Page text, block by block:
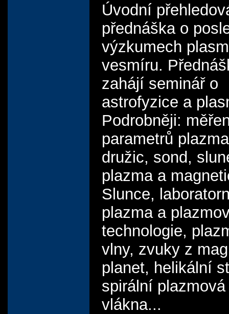
Úvodní
přednáška o
výzkumech
vesmíru.
zahájí seminář o
astrofyzice a
Podrobněji:
parametrů
družic, sond,
plazma a
Slunce,
plazma a
technologie,
vlny, zvuky z
planet, helikální
spirální plazmová
vlákna...